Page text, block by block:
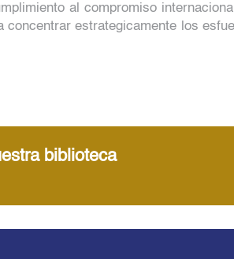
al compromiso
concentrar estrategicamente los
biblioteca